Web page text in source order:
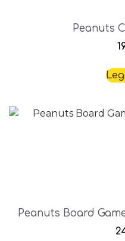
Peanuts
Peanuts Board